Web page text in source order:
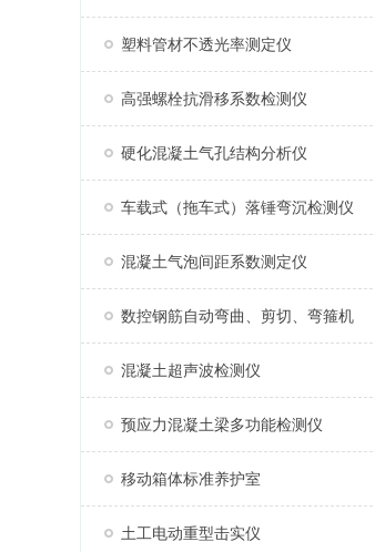
塑料管材不透光率测定仪
高强螺栓抗滑移系数检测仪
硬化混凝土气孔结构分析仪
车载式（拖车式）落锤弯沉检测仪
混凝土气泡间距系数测定仪
数控钢筋自动弯曲、剪切、弯箍机
混凝土超声波检测仪
预应力混凝土梁多功能检测仪
移动箱体标准养护室
土工电动重型击实仪